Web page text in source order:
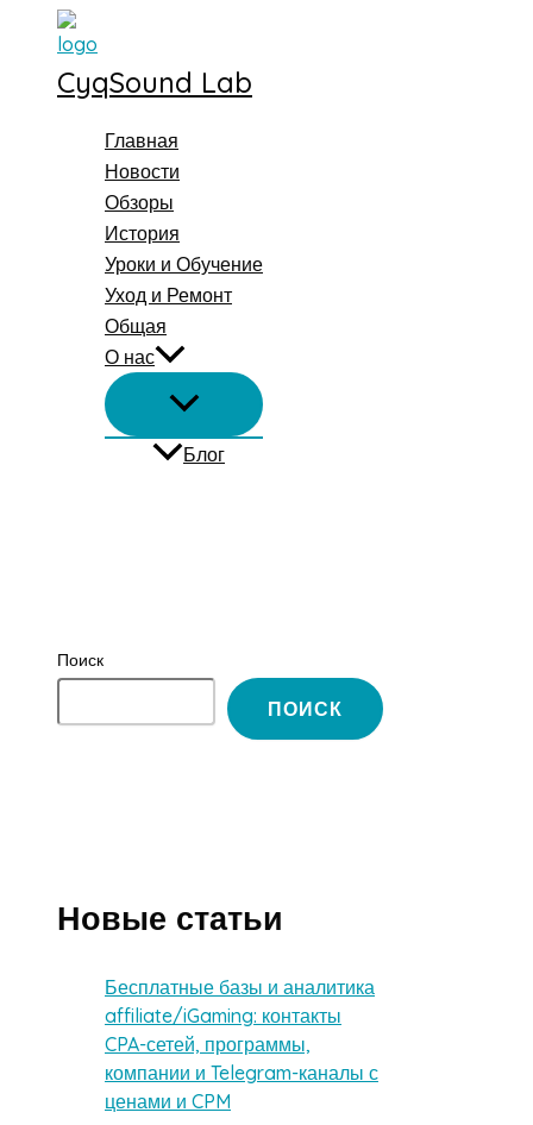
Перейти
содержимому
CyqSound Lab
Главная
Новости
Обзоры
История
Уроки и Обучение
Уход и Ремонт
Общая
О нас
Блог
Поиск
ПОИСК
Новые статьи
Бесплатные базы и аналитика
affiliate/iGaming: контакты
CPA-сетей, программы,
компании и Telegram-каналы с
ценами и CPM